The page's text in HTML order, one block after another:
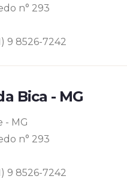
n° 293
9 8526-7242
Bica - MG
- MG
n° 293
9 8526-7242